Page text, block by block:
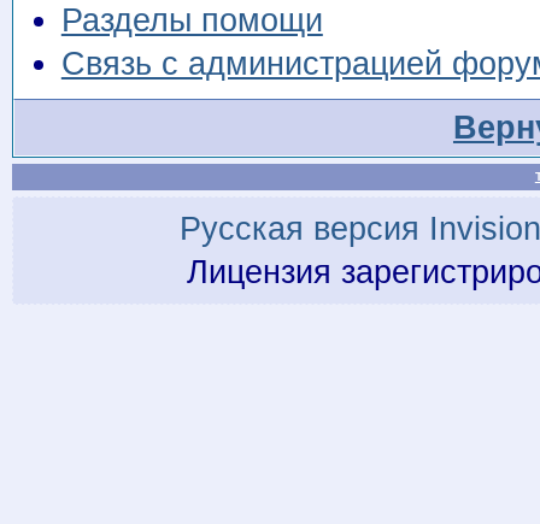
Разделы помощи
Связь с администрацией
Русская версия
Лицензия